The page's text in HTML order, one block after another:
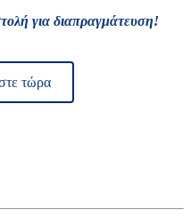
για διαπραγμάτευση!
τώρα